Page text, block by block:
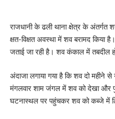
राजधानी के ढली थाना क्षेत्र के
क्षत-विक्षत अवस्था में शव बरामद
जताई जा रही है। शव कंकाल में तबदील
अंदाजा लगाया गया है कि शव दो महीने से
मंगलवार शाम जंगल में शव को देखा और
घटनास्थल पर पहुंचकर शव को कब्जे में